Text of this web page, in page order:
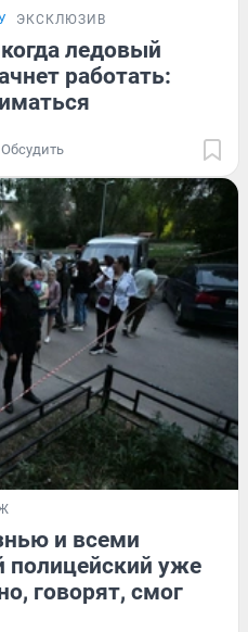
ЭКСКЛЮЗИВ
ледовый
работать:
Обсудить
и всеми
уже
говорят, смог